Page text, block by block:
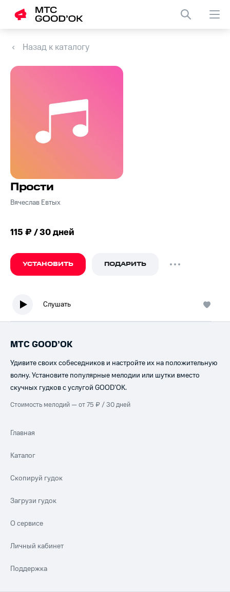
Назад к каталогу
Прости
Вячеслав Евтых
115 ₽ / 30 дней
УСТАНОВИТЬ ПОДАРИТЬ
Слушать
МТС GOOD’OK
Удивите своих собеседников и настройте их на положительную
волну. Установите популярные мелодии или шутки вместо
скучных гудков с услугой GOOD’OK.
Стоимость мелодий — от 75 ₽ / 30 дней
Главная
Каталог
Скопируй гудок
Загрузи гудок
О сервисе
Личный кабинет
Поддержка